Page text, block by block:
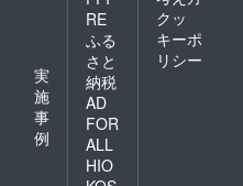
実
施
事
例
RE
ふる
さと
納税
AD
FOR
ALL
HIO
クッ
キーポ
リシー